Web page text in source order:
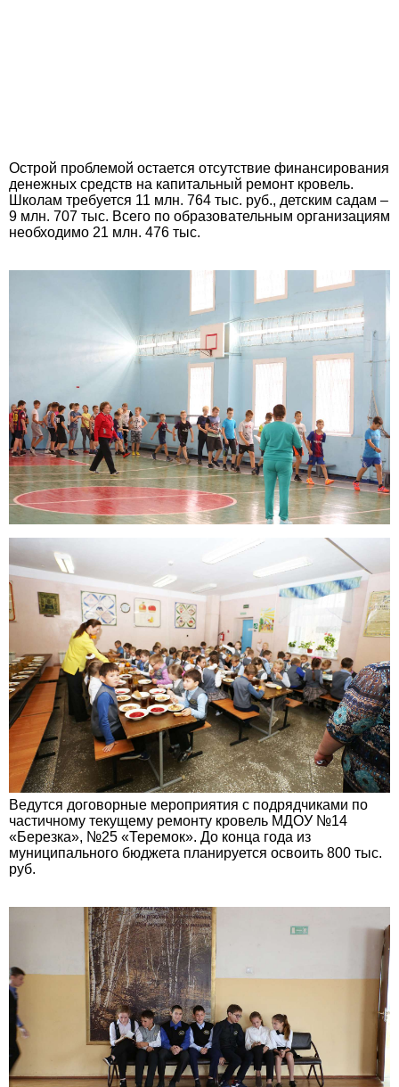
Острой проблемой остается отсутствие финансирования
денежных средств на капитальный ремонт кровель.
Школам требуется 11 млн. 764 тыс. руб., детским садам –
9 млн. 707 тыс. Всего по образовательным организациям
необходимо 21 млн. 476 тыс.
Ведутся договорные мероприятия с подрядчиками по
частичному текущему ремонту кровель МДОУ №14
«Березка», №25 «Теремок». До конца года из
муниципального бюджета планируется освоить 800 тыс.
руб.